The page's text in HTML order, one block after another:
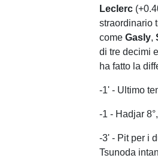
Leclerc
straordinario
comeGasly,
di tre decimi
ha fatto la
-1' - Ultimo
-1 - Hadjar
-3' - Pit per i
Tsunoda